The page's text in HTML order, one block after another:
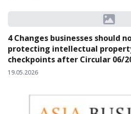
4 Changes businesses should
protecting intellectual
checkpoints after Circular 06/
19.05.2026